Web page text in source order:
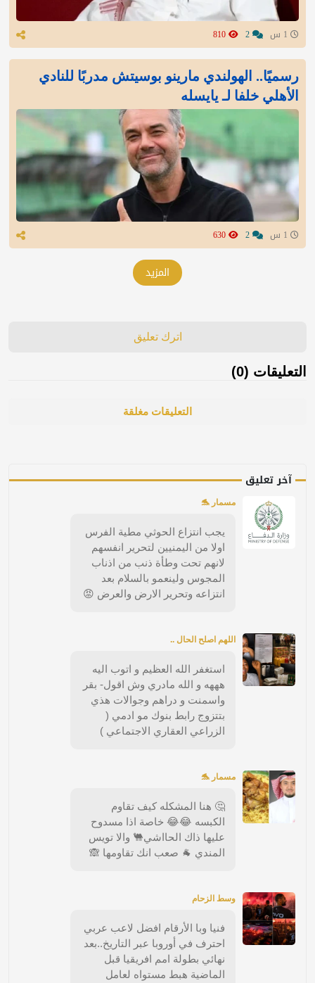
رسميًا.. الهولندي مارينو بوسيتش مدربًا للنادي
الأهلي خلفا لـ يايسله
المزيد
اترك تعليق
التعليقات (0)
التعليقات مغلقة
آخر تعليق
مسمار 🐬
يجب انتزاع الحوثي مطية الفرس
اولا من اليمنيين لتحرير انفسهم
لانهم تحت وطأة ذنب من اذناب
المجوس ولينعمو بالسلام بعد
انتزاعه وتحرير الارض والعرض 😡
اللهم اصلح الحال ..
استغفر الله العظيم و اتوب اليه
هههه و الله مادري وش اقول- بقر
واسمنت و دراهم وجوالات هذي
بتتزوج رابط بنوك مو ادمي (
الزراعي العقاري الاجتماعي )
مسمار 🐬
🤔 هنا المشكله كيف تقاوم
الكبسه 😂😂 خاصة اذا مسدوح
عليها ذاك الحااشي🐫 والا تويس
المندي 🐐 صعب انك تقاومها 🙈
وسط الزحام
فنيا وبا الأرقام افضل لاعب عربي
احترف في أوروبا عبر التاريخ..بعد
نهائي بطولة امم افريقيا قبل
الماضية هبط مستواه لعامل